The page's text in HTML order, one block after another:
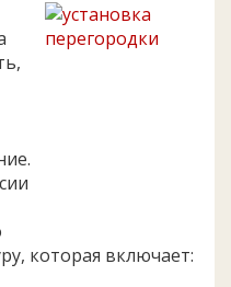
которая включает: